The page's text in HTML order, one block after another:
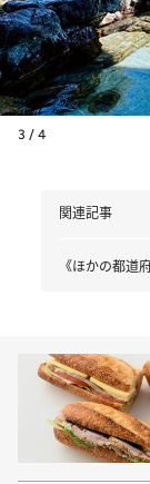
3 / 4
関連記事
《ほかの都道